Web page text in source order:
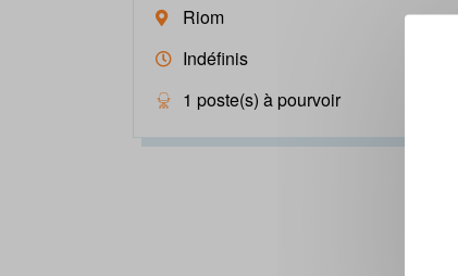
Riom
Indéfinis
1 poste(s) à pourvoir